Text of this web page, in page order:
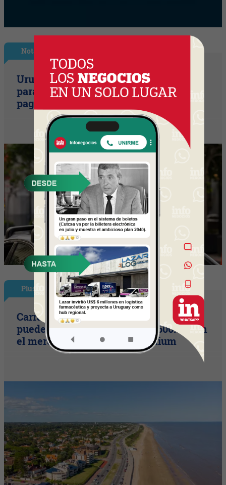
Nota Principal
Uruguay empieza a discutir las reglas
para una movilidad autónoma (¿Quién
paga si el auto sin conductor choca?)
Plus
Carrasco vs. barrios privados: qué se
puede comprar por unos US$ 600.000 en
el mercado inmobiliario premium